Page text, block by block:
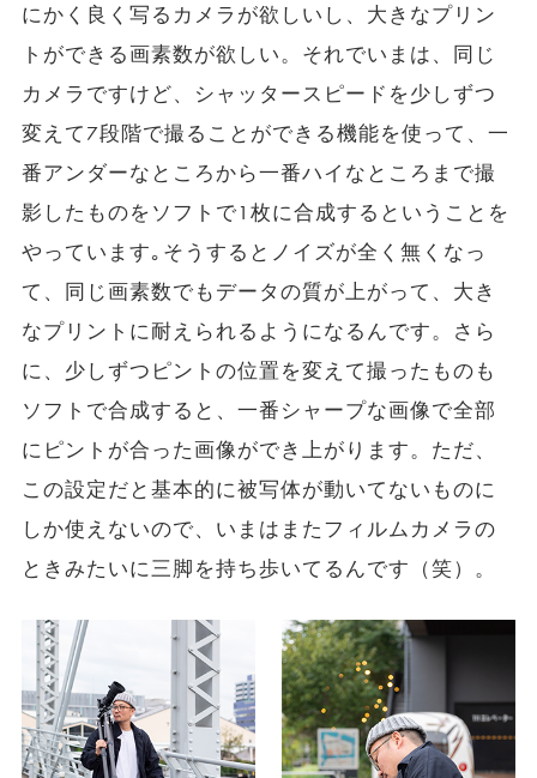
にかく良く写るカメラが欲しいし、大きなプリン
トができる画素数が欲しい。それでいまは、同じ
カメラですけど、シャッタースピードを少しずつ
変えて7段階で撮ることができる機能を使って、一
番アンダーなところから一番ハイなところまで撮
影したものをソフトで1枚に合成するということを
やっています｡そうするとノイズが全く無くなっ
て、同じ画素数でもデータの質が上がって、大き
なプリントに耐えられるようになるんです。さら
に、少しずつピントの位置を変えて撮ったものも
ソフトで合成すると、一番シャープな画像で全部
にピントが合った画像ができ上がります。ただ、
この設定だと基本的に被写体が動いてないものに
しか使えないので、いまはまたフィルムカメラの
ときみたいに三脚を持ち歩いてるんです（笑）。